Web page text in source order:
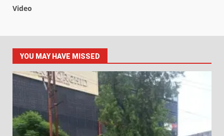
Video
YOU MAY HAVE MISSED